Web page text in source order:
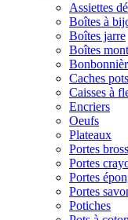
Assiettes
Boîtes à
Boîtes jarre
Boîtes
Caches pots
Caisses à
Encriers
Oeufs
Plateaux
Portes
Portes
Portes
Portes
Potiches